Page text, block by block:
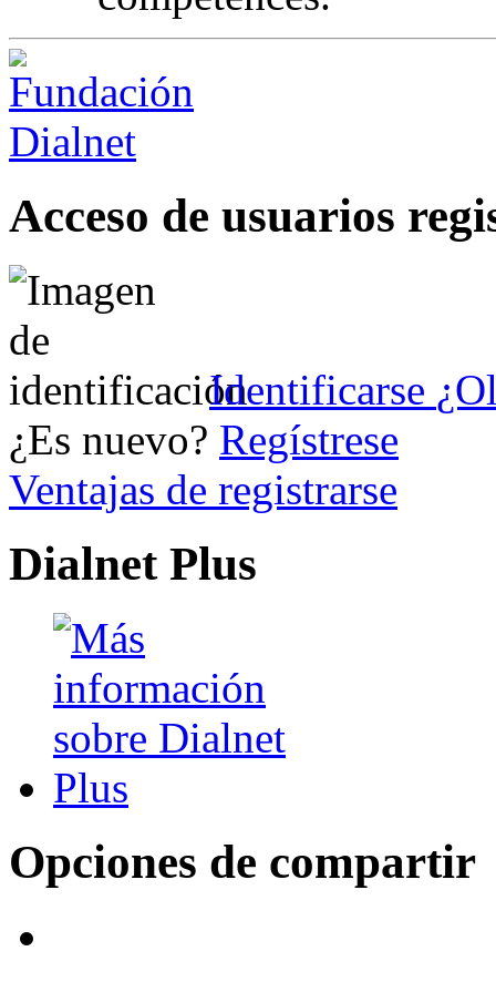
Acceso de usuarios
Identificarse
¿Es nuevo? Regístrese
Ventajas de registrarse
Dialnet Plus
Opciones de compartir